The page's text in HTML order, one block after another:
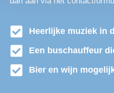
Heerlijke muziek in
Een buschauffeur
Bier en wijn